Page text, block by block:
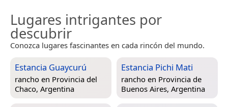
Lugares intrigantes por
descubrir
Conozca lugares fascinantes en cada rincón del mundo.
Estancia Guaycurú
rancho en Provincia del
Chaco, Argentina
Estancia Pichi Mati
rancho en Provincia de
Buenos Aires, Argentina